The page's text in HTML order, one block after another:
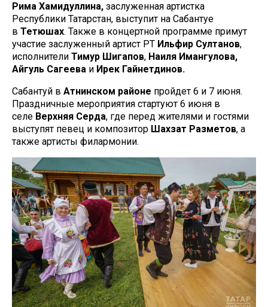
Рима Хамидуллина, заслуженная артистка
Республики Татарстан, выступит на Сабантуе
в Тетюшах. Также в концертной программе примут
участие заслуженный артист РТ Ильфир Султанов,
исполнители Тимур Шигапов, Наиля Имангулова,
Айгуль Сагеева и Ирек Гайнетдинов.
Сабантуй в Атнинском районе пройдет 6 и 7 июня.
Праздничные мероприятия стартуют 6 июня в
селе Верхняя Серда, где перед жителями и гостями
выступят певец и композитор Шахзат Разметов, а
также артисты филармонии.